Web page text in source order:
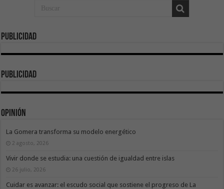
Publicidad
publicidad
Opinión
La Gomera transforma su modelo energético
2 agosto, 2026
Vivir donde se estudia: una cuestión de igualdad entre islas
26 julio, 2026
Cuidar es avanzar: el escudo social que sostiene el progreso de La